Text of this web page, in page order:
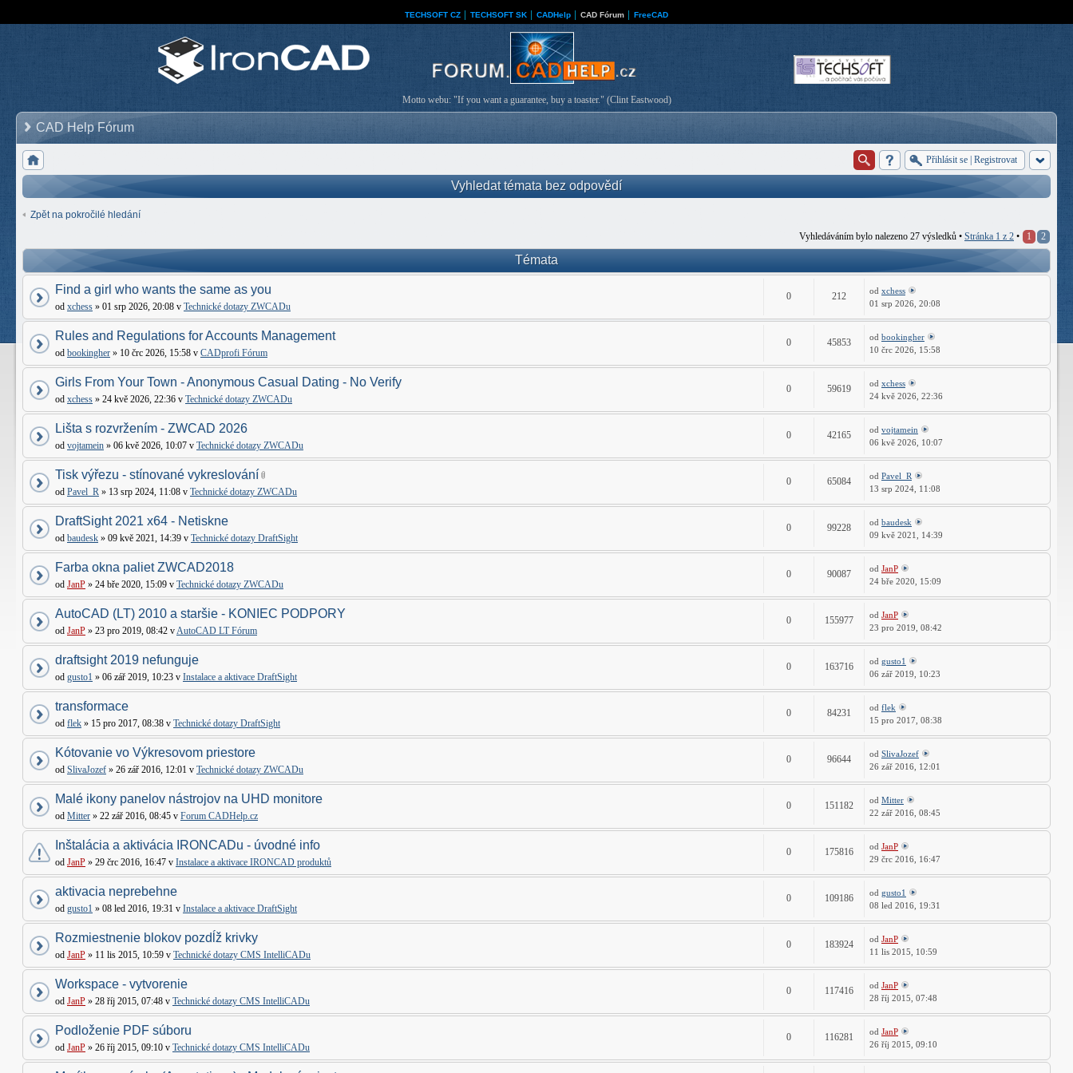
TECHSOFT CZ TECHSOFT SK CADHelp CAD Fórum FreeCAD
Motto webu: "If you want a guarantee, buy a toaster." (Clint Eastwood)
CAD Help Fórum
Přihlásit se Registrovat
Vyhledat témata bez odpovědí
Zpět na pokročilé hledání
Vyhledáváním bylo nalezeno 27 výsledků • Stránka 1 z 2 • 1 2
Témata
Find a girl who wants the same as you
od xchess » 01 srp 2026, 20:08 v Technické dotazy ZWCADu
0 212 od xchess
01 srp 2026, 20:08
Rules and Regulations for Accounts Management
od bookingher » 10 črc 2026, 15:58 v CADprofi Fórum
0 45853 od bookingher
10 črc 2026, 15:58
Girls From Your Town - Anonymous Casual Dating - No Verify
od xchess » 24 kvě 2026, 22:36 v Technické dotazy ZWCADu
0 59619 od xchess
24 kvě 2026, 22:36
Lišta s rozvržením - ZWCAD 2026
od vojtamein » 06 kvě 2026, 10:07 v Technické dotazy ZWCADu
0 42165 od vojtamein
06 kvě 2026, 10:07
Tisk výřezu - stínované vykreslování
od Pavel_R » 13 srp 2024, 11:08 v Technické dotazy ZWCADu
0 65084 od Pavel_R
13 srp 2024, 11:08
DraftSight 2021 x64 - Netiskne
od baudesk » 09 kvě 2021, 14:39 v Technické dotazy DraftSight
0 99228 od baudesk
09 kvě 2021, 14:39
Farba okna paliet ZWCAD2018
od JanP » 24 bře 2020, 15:09 v Technické dotazy ZWCADu
0 90087 od JanP
24 bře 2020, 15:09
AutoCAD (LT) 2010 a staršie - KONIEC PODPORY
od JanP » 23 pro 2019, 08:42 vAutoCAD LT Fórum
0 155977 od JanP
23 pro 2019, 08:42
draftsight 2019 nefunguje
od gusto1 » 06 zář 2019, 10:23 v Instalace a aktivace DraftSight
0 163716 od gusto1
06 zář 2019, 10:23
transformace
od flek » 15 pro 2017, 08:38 v Technické dotazy DraftSight
0 84231 od flek
15 pro 2017, 08:38
Kótovanie vo Výkresovom priestore
od SlivaJozef » 26 zář 2016, 12:01 v Technické dotazy ZWCADu
0 96644 od SlivaJozef
26 zář 2016, 12:01
Malé ikony panelov nástrojov na UHD monitore
od Mitter » 22 zář 2016, 08:45 v Forum CADHelp.cz
0 151182 od Mitter
22 zář 2016, 08:45
Inštalácia a aktivácia IRONCADu - úvodné info
od JanP » 29 črc 2016, 16:47 v Instalace a aktivace IRONCAD produktů
0 175816 od JanP
29 črc 2016, 16:47
aktivacia neprebehne
od gusto1 » 08 led 2016, 19:31 v Instalace a aktivace DraftSight
0 109186 od gusto1
08 led 2016, 19:31
Rozmiestnenie blokov pozdĺž krivky
od JanP » 11 lis 2015, 10:59 v Technické dotazy CMS IntelliCADu
0 183924 od JanP
11 lis 2015, 10:59
Workspace - vytvorenie
od JanP » 28 říj 2015, 07:48 v Technické dotazy CMS IntelliCADu
0 117416 od JanP
28 říj 2015, 07:48
Podloženie PDF súboru
od JanP » 26 říj 2015, 09:10 v Technické dotazy CMS IntelliCADu
0 116281 od JanP
26 říj 2015, 09:10